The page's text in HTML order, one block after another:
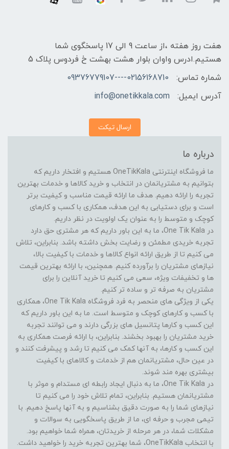
هفت روز هفته ،از ساعت 9 الی 17 پاسخگوی شما
هستیم.ادرس واوان بلوار هشت بهشت خ فردوس پلاک 5
شماره تماس:
02156168710----09376779107
آدرس ایمیل:
info@onetikkala.com
ارسال تیکت
درباره ما
ما فروشگاه اینترنتی OneTikKala هستیم و افتخار داریم که
بتوانیم به مشتریانمان در انتخاب و خرید کالاها و خدمات بهترین
تجربه را ارائه دهیم. هدف ما ارائه قیمت مناسب و کیفیت برتر
است و برای دستیابی به این هدف، همکاری با کسب و کارهای
کوچک و متوسط را به عنوان یک اولویت در نظر داریم.
در One Tik Kala، ما به این باور داریم که هر مشتری حق دارد
تجربه خریدی مطمئن و رضایت بخش داشته باشد. بنابراین، تلاش
می کنیم تا از طریق ارائه انواع کالاها و خدمات با کیفیت بالا،
نیازهای مشتریان را برآورده کنیم. همچنین، با ارائه بهترین قیمت
ها و تخفیفات ویژه، سعی می کنیم تا خرید آنلاین را برای
مشتریان به صرفه تر و ساده تر کنیم.
یکی از ویژگی های منحصر به فرد فروشگاه One Tik Kala، همکاری
با کسب و کارهای کوچک و متوسط است. ما به این باور داریم که
این کسب و کارها پتانسیل های بزرگی دارند و می توانند تجربه
خرید مشتریان را بهبود بخشند. بنابراین، با ارائه فرصت همکاری به
این کسب و کارها، به آنها کمک می کنیم تا رشد و پیشرفت کنند و
در عین حال، مشتریانمان هم از خدمات و کالاهای با کیفیت
بیشتری بهره مند شوند.
در One Tik Kala، ما به دنبال ایجاد رابطه ای مستدام و موثر با
مشتریانمان هستیم. بنابراین، تمام تلاش خود را می کنیم تا
نیازهای شما را به صورت دقیق بشناسیم و به آنها پاسخ دهیم. با
تیمی مجرب و حرفه ای، ما از طریق پاسخگویی به سوالات و
مشکلات شما، در هر مرحله از خریدتان، همراه شما خواهیم بود.
با انتخاب OneTikKala، شما بهترین تجربه خرید را خواهید داشت.